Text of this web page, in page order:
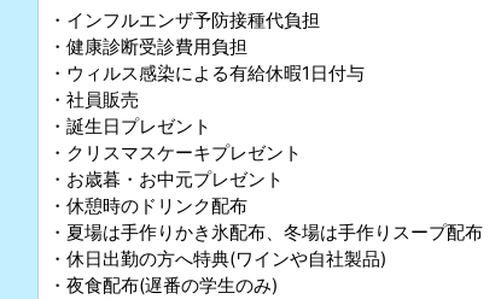
・インフルエンザ予防接種代負担
・健康診断受診費用負担
・ウィルス感染による有給休暇1日付与
・社員販売
・誕生日プレゼント
・クリスマスケーキプレゼント
・お歳暮・お中元プレゼント
・休憩時のドリンク配布
・夏場は手作りかき氷配布、冬場は手作りスープ配布
・休日出勤の方へ特典(ワインや自社製品)
・夜食配布(遅番の学生のみ)